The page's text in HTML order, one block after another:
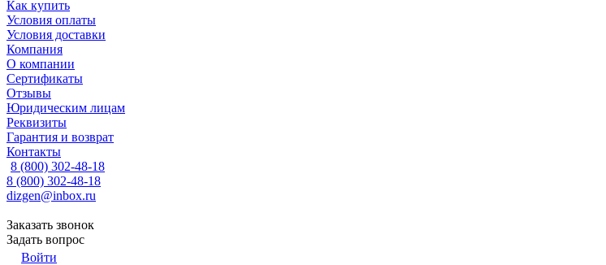
Как купить
Условия оплаты
Условия доставки
Компания
О компании
Сертификаты
Отзывы
Юридическим лицам
Реквизиты
Гарантия и возврат
Контакты
8 (800) 302-48-18
8 (800) 302-48-18
dizgen@inbox.ru
Заказать звонок
Задать вопрос
Войти